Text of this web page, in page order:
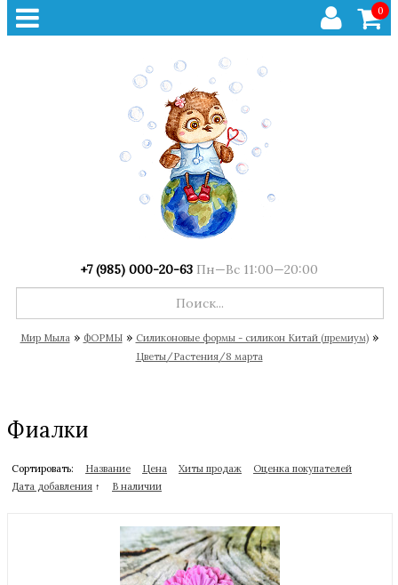
0
+7 (985) 000-20-63 Пн—Вс 11:00—20:00
Мир Мыла » ФОРМЫ » Cиликоновые формы - силикон Китай (премиум) »
Цветы/Растения/8 марта
Фиалки
Сортировать: Название Цена Хиты продаж
Оценка покупателей
Дата добавления ↑ В наличии